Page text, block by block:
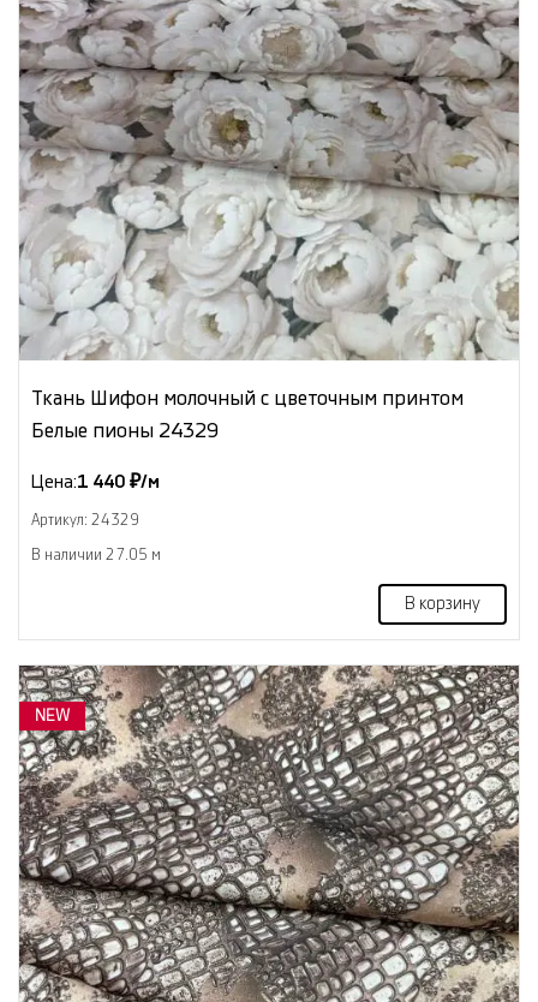
Ткань Шифон молочный с цветочным принтом
Белые пионы 24329
Цена:1 440 ₽/м
Артикул: 24329
В наличии 27.05 м
В корзину
NEW